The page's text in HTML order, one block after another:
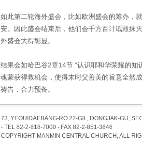
如此第二轮海外盛会，比如欧洲盛会的筹办，
安。因此盛会结束后，他们会千方百计诋毁抹
外盛会大得彰显。
结果会如哈巴谷2章14节 “认识耶和华荣耀的
魂蒙获得救机会，使得末时父善美的旨意全然
祷告，合力预备。
73, YEOUIDAEBANG-RO 22-GIL, DONGJAK-GU,
- TEL 82-2-818-7000 - FAX 82-2-851-3846
COPYRIGHT MANMIN CENTRAL CHURCH, ALL